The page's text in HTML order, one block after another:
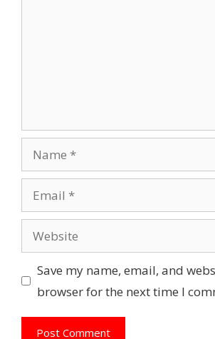
Name
Email
Website
Save my name, email, and
browser for the next time I